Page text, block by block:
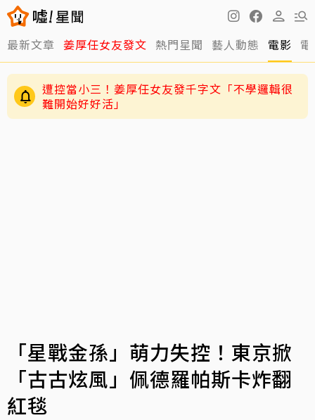
最新文章 姜厚任女友發文 熱門星聞 藝人動態 電影
遭控當小三！姜厚任女友發千字文「不學邏輯很
難開始好好活」
「星戰金孫」萌力失控！東京掀
「古古炫風」佩德羅帕斯卡炸翻
紅毯